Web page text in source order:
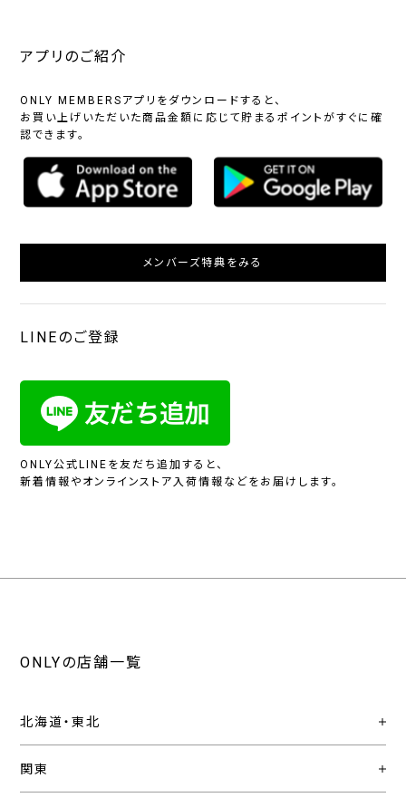
アプリのご紹介
ONLY MEMBERSアプリをダウンロードすると、
お買い上げいただいた商品金額に応じて貯まるポイントがすぐに確
認できます。
メンバーズ特典をみる
LINEのご登録
ONLY公式LINEを友だち追加すると、
新着情報やオンラインストア入荷情報などをお届けします。
ONLYの店舗一覧
北海道・東北
関東